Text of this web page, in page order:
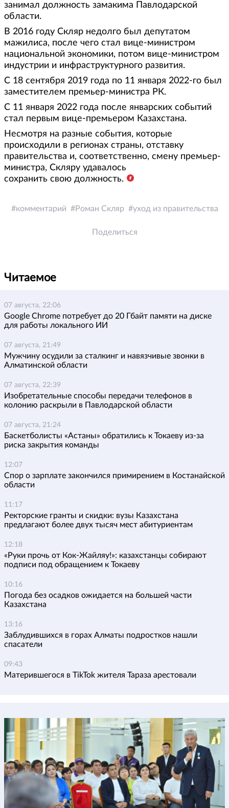
занимал должность замакима Павлодарской
области.
В 2016 году Скляр недолго был депутатом
мажилиса, после чего стал вице-министром
национальной экономики, потом вице-министром
индустрии и инфраструктурного развития.
С 18 сентября 2019 года по 11 января 2022-го был
заместителем премьер-министра РК.
С 11 января 2022 года после январских событий
стал первым вице-премьером Казахстана.
Несмотря на разные события, которые
происходили в регионах страны, отставку
правительства и, соответственно, смену премьер-
министра, Скляру удавалось
сохранить свою должность.
комментарий Роман Скляр уход из правительства
Поделиться
Читаемое
07 августа, 22:06
Google Chrome потребует до 20 Гбайт памяти на диске
для работы локального ИИ
07 августа, 21:49
Мужчину осудили за сталкинг и навязчивые звонки в
Алматинской области
07 августа, 22:39
Изобретательные способы передачи телефонов в
колонию раскрыли в Павлодарской области
07 августа, 21:24
Баскетболисты «Астаны» обратились к Токаеву из-за
риска закрытия команды
12:07
Спор о зарплате закончился примирением в Костанайской
области
11:17
Ректорские гранты и скидки: вузы Казахстана
предлагают более двух тысяч мест абитуриентам
12:18
«Руки прочь от Кок-Жайляу!»: казахстанцы собирают
подписи под обращением к Токаеву
10:16
Погода без осадков ожидается на большей части
Казахстана
13:16
Заблудившихся в горах Алматы подростков нашли
спасатели
09:43
Матерившегося в TikTok жителя Тараза арестовали